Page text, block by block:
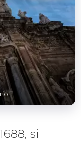
si